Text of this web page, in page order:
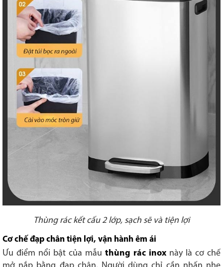
Thùng rác kết cấu 2 lớp, sạch sẽ và tiện lợi
Cơ chế đạp chân tiện lợi, vận hành êm ái
Ưu điểm nổi bật của mẫu thùng rác inox này là cơ chế